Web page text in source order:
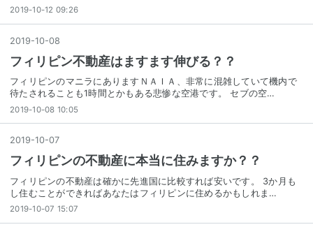
2019-10-12 09:26
2019-10-08
フィリピン不動産はますます伸びる？？
フィリピンのマニラにありますＮＡＩＡ、非常に混雑していて機内で
待たされることも1時間とかもある悲惨な空港です。 セブの空…
2019-10-08 10:05
2019-10-07
フィリピンの不動産に本当に住みますか？？
フィリピンの不動産は確かに先進国に比較すれば安いです。 3か月も
し住むことができればあなたはフィリピンに住めるかもしれま…
2019-10-07 15:07